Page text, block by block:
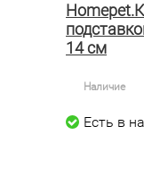
14 см
Наличие
Есть в